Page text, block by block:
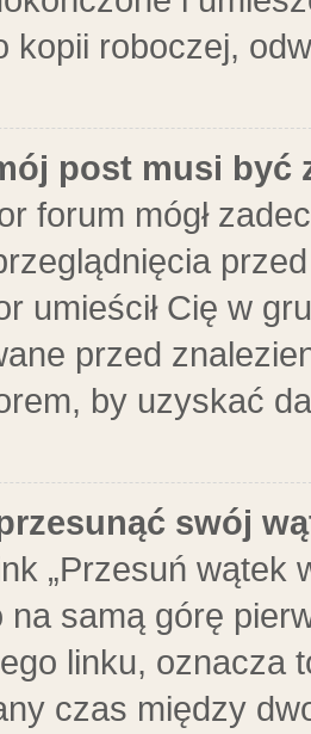
kopii roboczej,
post musi być
forum mógł
umieścił Cię w
przed
by uzyskać
swój
„Przesuń wątek
na samą górę
linku, oznacza
czas między